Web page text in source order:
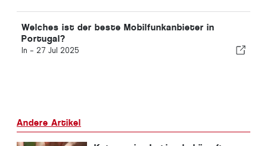
Welches ist der beste Mobilfunkanbieter in
Portugal?
In - 27 Jul 2025
Andere Artikel